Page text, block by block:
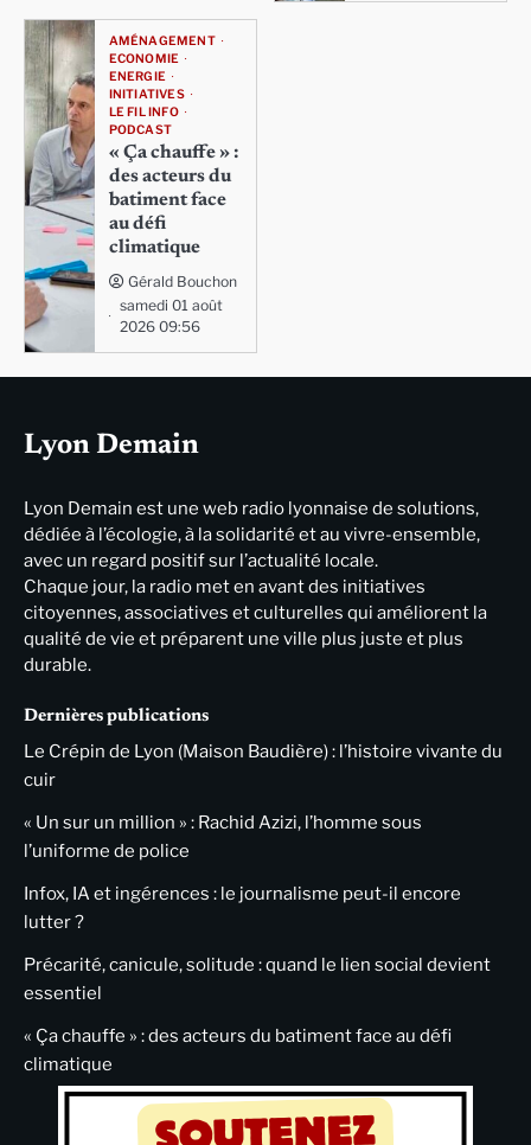
AMÉNAGEMENT
ECONOMIE
ENERGIE
INITIATIVES
LE FIL INFO
PODCAST
« Ça chauffe » :
des acteurs du
batiment face
au défi
climatique
Gérald Bouchon
samedi 01 août
2026 09:56
Lyon Demain
Lyon Demain est une web radio lyonnaise de solutions,
dédiée à l’écologie, à la solidarité et au vivre-ensemble,
avec un regard positif sur l’actualité locale.
Chaque jour, la radio met en avant des initiatives
citoyennes, associatives et culturelles qui améliorent la
qualité de vie et préparent une ville plus juste et plus
durable.
Dernières publications
Le Crépin de Lyon (Maison Baudière) : l’histoire vivante du
cuir
« Un sur un million » : Rachid Azizi, l’homme sous
l’uniforme de police
Infox, IA et ingérences : le journalisme peut-il encore
lutter ?
Précarité, canicule, solitude : quand le lien social devient
essentiel
« Ça chauffe » : des acteurs du batiment face au défi
climatique